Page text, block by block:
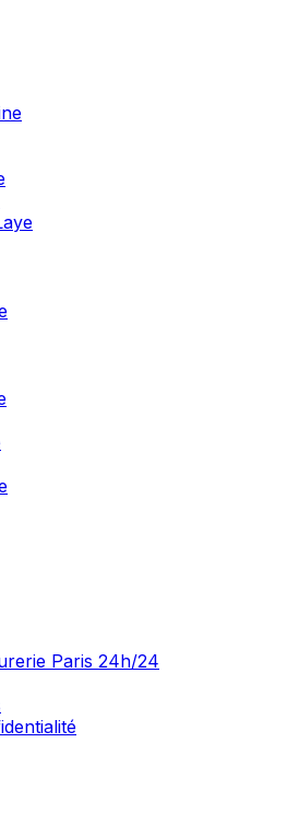
Paris 24h/24